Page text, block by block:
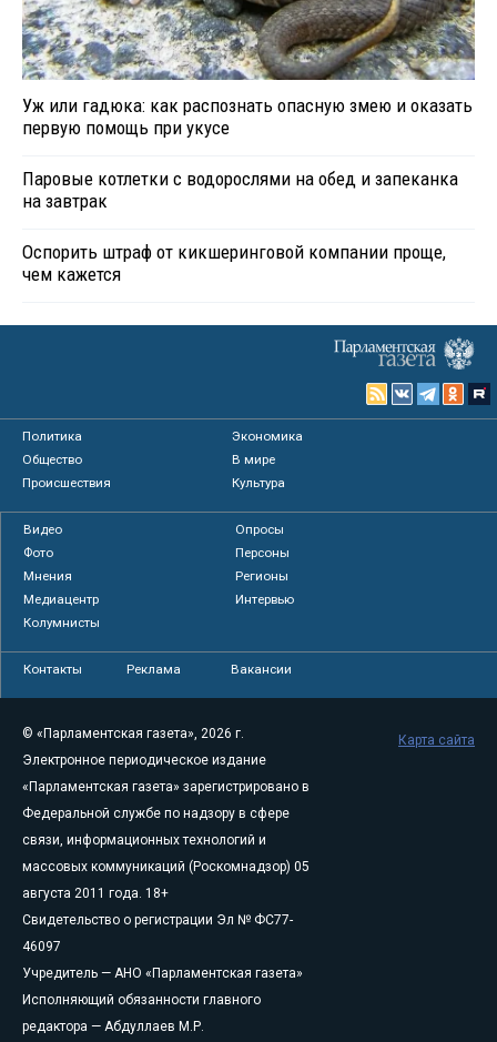
Уж или гадюка: как распознать опасную змею и оказать
первую помощь при укусе
Паровые котлетки с водорослями на обед и запеканка
на завтрак
Оспорить штраф от кикшеринговой компании проще,
чем кажется
Политика
Экономика
Общество
В мире
Происшествия
Культура
Видео
Опросы
Фото
Персоны
Мнения
Регионы
Медиацентр
Интервью
Колумнисты
Контакты Реклама Вакансии
© «Парламентская газета», 2026 г.
Электронное периодическое издание
«Парламентская газета» зарегистрировано в
Федеральной службе по надзору в сфере
связи, информационных технологий и
массовых коммуникаций (Роскомнадзор) 05
августа 2011 года. 18+
Свидетельство о регистрации Эл № ФС77-
46097
Учредитель — АНО «Парламентская газета»
Исполняющий обязанности главного
редактора — Абдуллаев М.Р.
Карта сайта